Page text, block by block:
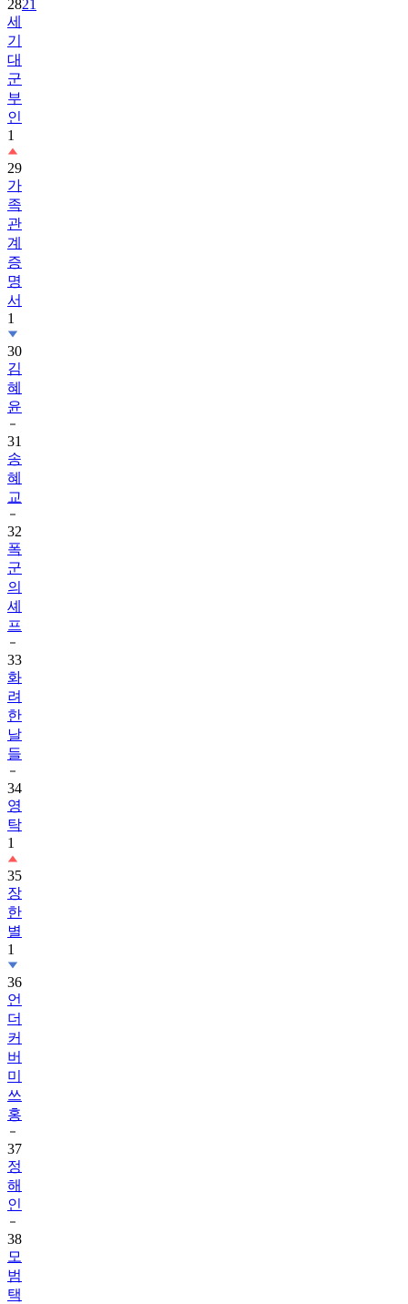
2821
세
기
대
군
부
인
1
29
가
족
관
계
증
명
서
1
30
김
혜
윤
31
송
혜
교
32
폭
군
의
셰
프
33
화
려
한
날
들
34
영
탁
1
35
장
한
별
1
36
언
더
커
버
미
쓰
홍
37
정
해
인
38
모
범
택